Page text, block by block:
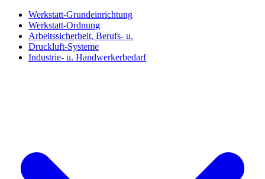
Werkstatt-Grundeinrichtung
Werkstatt-Ordnung
Arbeitssicherheit, Berufs- u.
Druckluft-Systeme
Industrie- u. Handwerkerbedarf